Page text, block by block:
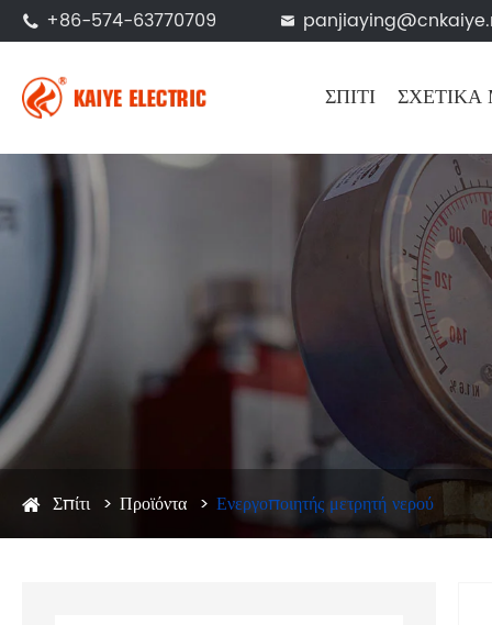
 +86-574-63770709 
ΣΠΊΤΙ
Σπίτι Προϊόντα Ενεργοποιητής μετρητή νερού